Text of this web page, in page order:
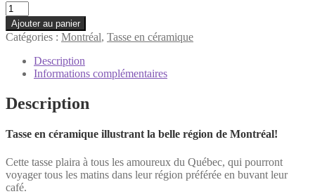
quantité
de
Tasse
-
Montréal
Ajouter au panier
Catégories : Montréal, Tasse en céramique
Description
Informations complémentaires
Description
Tasse en céramique illustrant la belle région de Montréal!
Cette tasse plaira à tous les amoureux du Québec, qui pourront
voyager tous les matins dans leur région préférée en buvant leur
café.